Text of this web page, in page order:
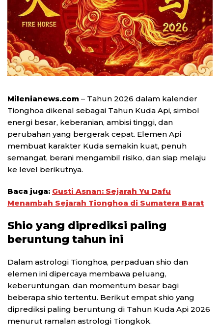
Milenianews.com – Tahun 2026 dalam kalender
Tionghoa dikenal sebagai Tahun Kuda Api, simbol
energi besar, keberanian, ambisi tinggi, dan
perubahan yang bergerak cepat. Elemen Api
membuat karakter Kuda semakin kuat, penuh
semangat, berani mengambil risiko, dan siap melaju
ke level berikutnya.
Baca juga: Gusti Asnan: Sejarah Yu Dafu
Menambah Sejarah Tionghoa di Sumatera Barat
Shio yang diprediksi paling
beruntung tahun ini
Dalam astrologi Tionghoa, perpaduan shio dan
elemen ini dipercaya membawa peluang,
keberuntungan, dan momentum besar bagi
beberapa shio tertentu. Berikut empat shio yang
diprediksi paling beruntung di Tahun Kuda Api 2026
menurut ramalan astrologi Tiongkok.